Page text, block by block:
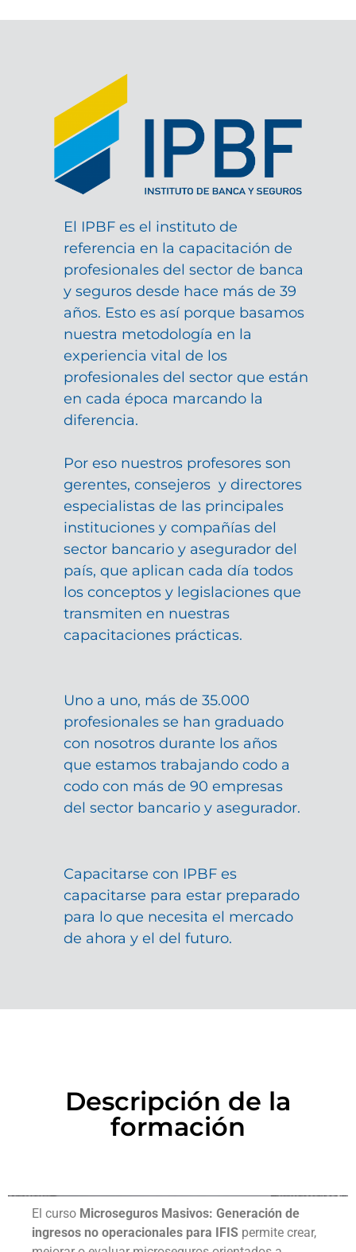
El IPBF es el instituto de
referencia en la capacitación de
profesionales del sector de banca
y seguros desde hace más de 39
años. Esto es así porque basamos
nuestra metodología en la
experiencia vital de los
profesionales del sector que están
en cada época marcando la
diferencia.
Por eso nuestros profesores son
gerentes, consejeros y directores
especialistas de las principales
instituciones y compañías del
sector bancario y asegurador del
país, que aplican cada día todos
los conceptos y legislaciones que
transmiten en nuestras
capacitaciones prácticas.
Uno a uno, más de 35.000
profesionales se han graduado
con nosotros durante los años
que estamos trabajando codo a
codo con más de 90 empresas
del sector bancario y asegurador.
Capacitarse con IPBF es
capacitarse para estar preparado
para lo que necesita el mercado
de ahora y el del futuro.
Descripción de la
formación
El curso Microseguros Masivos: Generación de
ingresos no operacionales para IFIS permite crear,